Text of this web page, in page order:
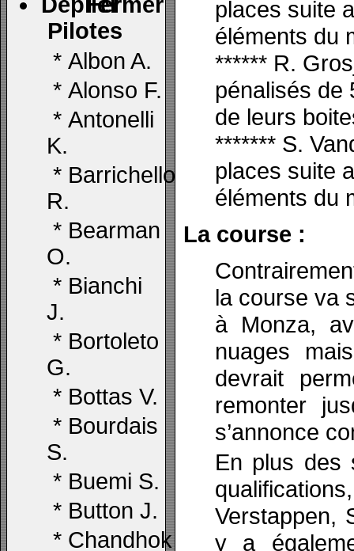
Pilotes
* Albon A.
* Alonso F.
* Antonelli
K.
* Barrichello
R.
* Bearman
O.
* Bianchi
J.
* Bortoleto
G.
* Bottas V.
* Bourdais
S.
* Buemi S.
* Button J.
* Chandhok
places suite
éléments du
****** R.
pénalisés de
de leurs
******* S.
places suite
éléments du
La course :
la course va
à Monza,
nuages
devrait
remonter
s’annonce
En plus des
Verstappen,
y a